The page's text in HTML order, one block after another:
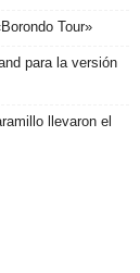
Tour»
para la versión
llevaron el